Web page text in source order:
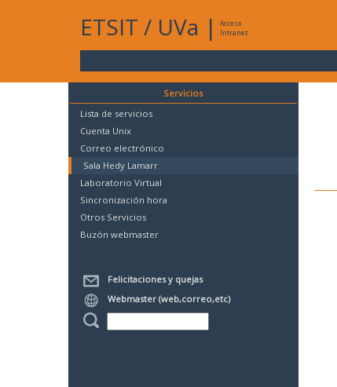
ETSIT / UVa |
Acceso
Intranet
Servicios
Lista de servicios
Cuenta Unix
Correo electrónico
Sala Hedy Lamarr
Laboratorio Virtual
Sincronización hora
Otros Servicios
Buzón webmaster
Felicitaciones y quejas
Webmaster (web,correo,etc)